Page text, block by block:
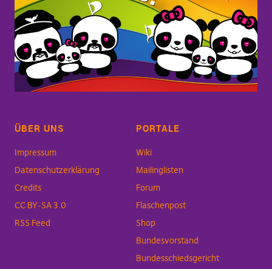
ÜBER UNS
Impressum
Datenschutzerklärung
Credits
CC BY-SA 3.0
RSS Feed
PORTALE
Wiki
Mailinglisten
Forum
Flaschenpost
Shop
Bundesvorstand
Bundesschiedsgericht